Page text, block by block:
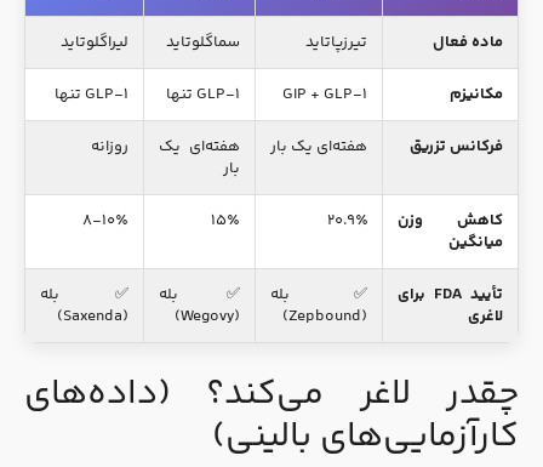
ماده فعال تیرزپاتاید سماگلوتاید لیراگلوتاید
مکانیزم GIP + GLP-1 GLP-۱ تنها GLP-۱ تنها
فرکانس تزریق هفته‌ای یک بار
هفته‌ای یک
روزانه
کاهش وزن
میانگین
۲۰.۹٪ ۱۵٪ ۸-۱۰٪
تأیید FDA برای
لاغری
✅ بله
✅ بله
✅ بله
چقدر لاغر می‌کند؟ (داده‌های
کارآزمایی‌های بالینی)